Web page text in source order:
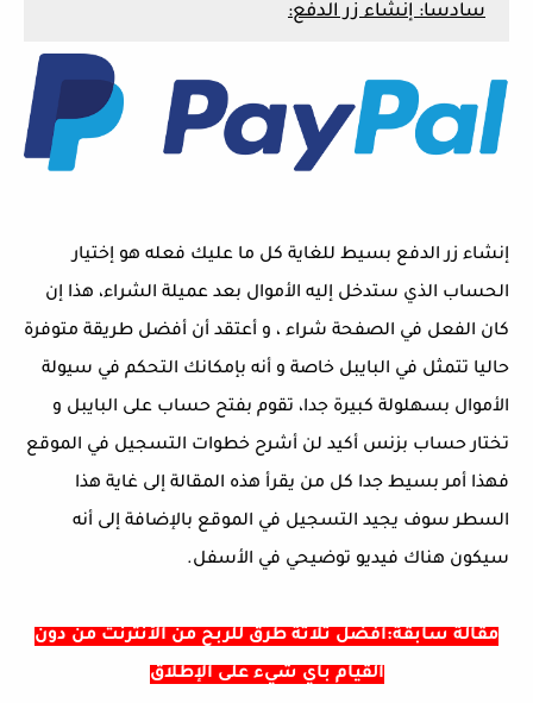
سادسا: إنشاء زر الدفع:
إنشاء زر الدفع بسيط للغاية كل ما عليك فعله هو إختيار
الحساب الذي ستدخل إليه الأموال بعد عميلة الشراء، هذا إن
كان الفعل في الصفحة شراء ، و أعتقد أن أفضل طريقة متوفرة
حاليا تتمثل في البايبل خاصة و أنه بإمكانك التحكم في سيولة
الأموال بسهلولة كبيرة جدا، تقوم بفتح حساب على البايبل و
تختار حساب بزنس أكيد لن أشرح خطوات التسجيل في الموقع
فهذا أمر بسيط جدا كل من يقرأ هذه المقالة إلى غاية هذا
السطر سوف يجيد التسجيل في الموقع بالإضافة إلى أنه
سيكون هناك فيديو توضيحي في الأسفل.
مقالة سابقة:أفضل تلاثة طرق للربح من الأنترنت من دون
القيام بأي شيء على الإطلاق